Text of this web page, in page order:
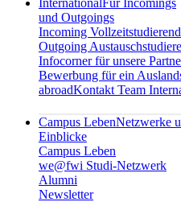
InternationalFür Incomings
und Outgoings
Incoming
Outgoing
Infocorner für unsere
Bewerbung für ein
abroadKontakt Team
Campus LebenNetzwerke
Einblicke
Campus Leben
we@fwi Studi-Netzwerk
Alumni
Newsletter